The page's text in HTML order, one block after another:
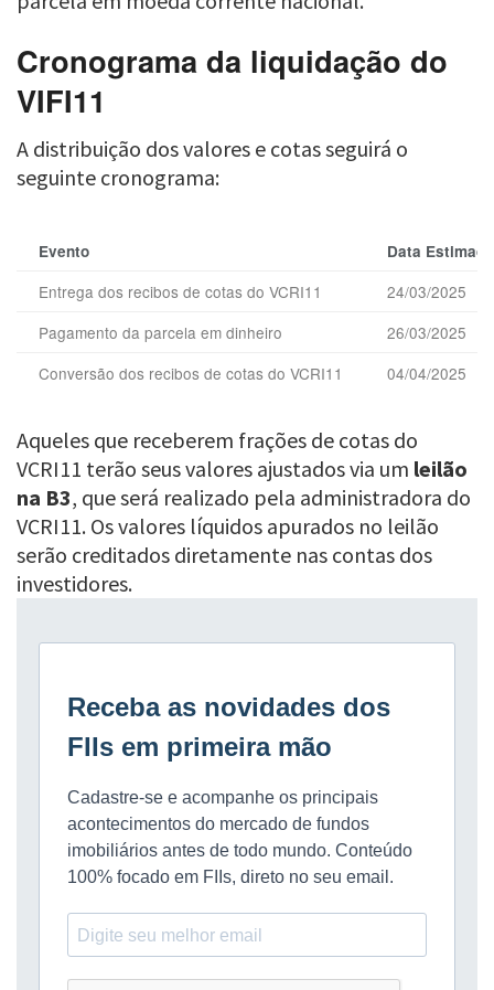
Cronograma da liquidação do
VIFI11
A distribuição dos valores e cotas seguirá o
seguinte cronograma:
Evento Data Estimada
Entrega dos recibos de cotas do VCRI11
24/03/2025
Pagamento da parcela em dinheiro
26/03/2025
Conversão dos recibos de cotas do VCRI11
04/04/2025
Aqueles que receberem frações de cotas do
VCRI11 terão seus valores ajustados via um leilão
na B3, que será realizado pela administradora do
VCRI11. Os valores líquidos apurados no leilão
serão creditados diretamente nas contas dos
investidores.